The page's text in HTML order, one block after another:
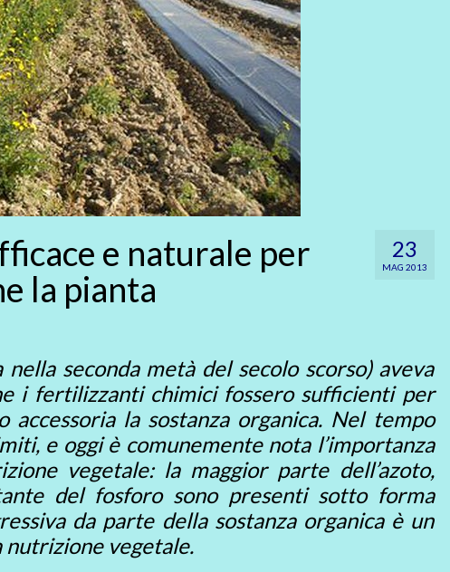
23
MAG 2013
e naturale per
la pianta
seconda metà del secolo scorso) aveva
i fertilizzanti chimici fossero sufficienti per
la sostanza organica. Nel tempo
e oggi è comunemente nota l’importanza
vegetale: la maggior parte dell’azoto,
del fosforo sono presenti sotto forma
da parte della sostanza organica è un
nutrizione vegetale.